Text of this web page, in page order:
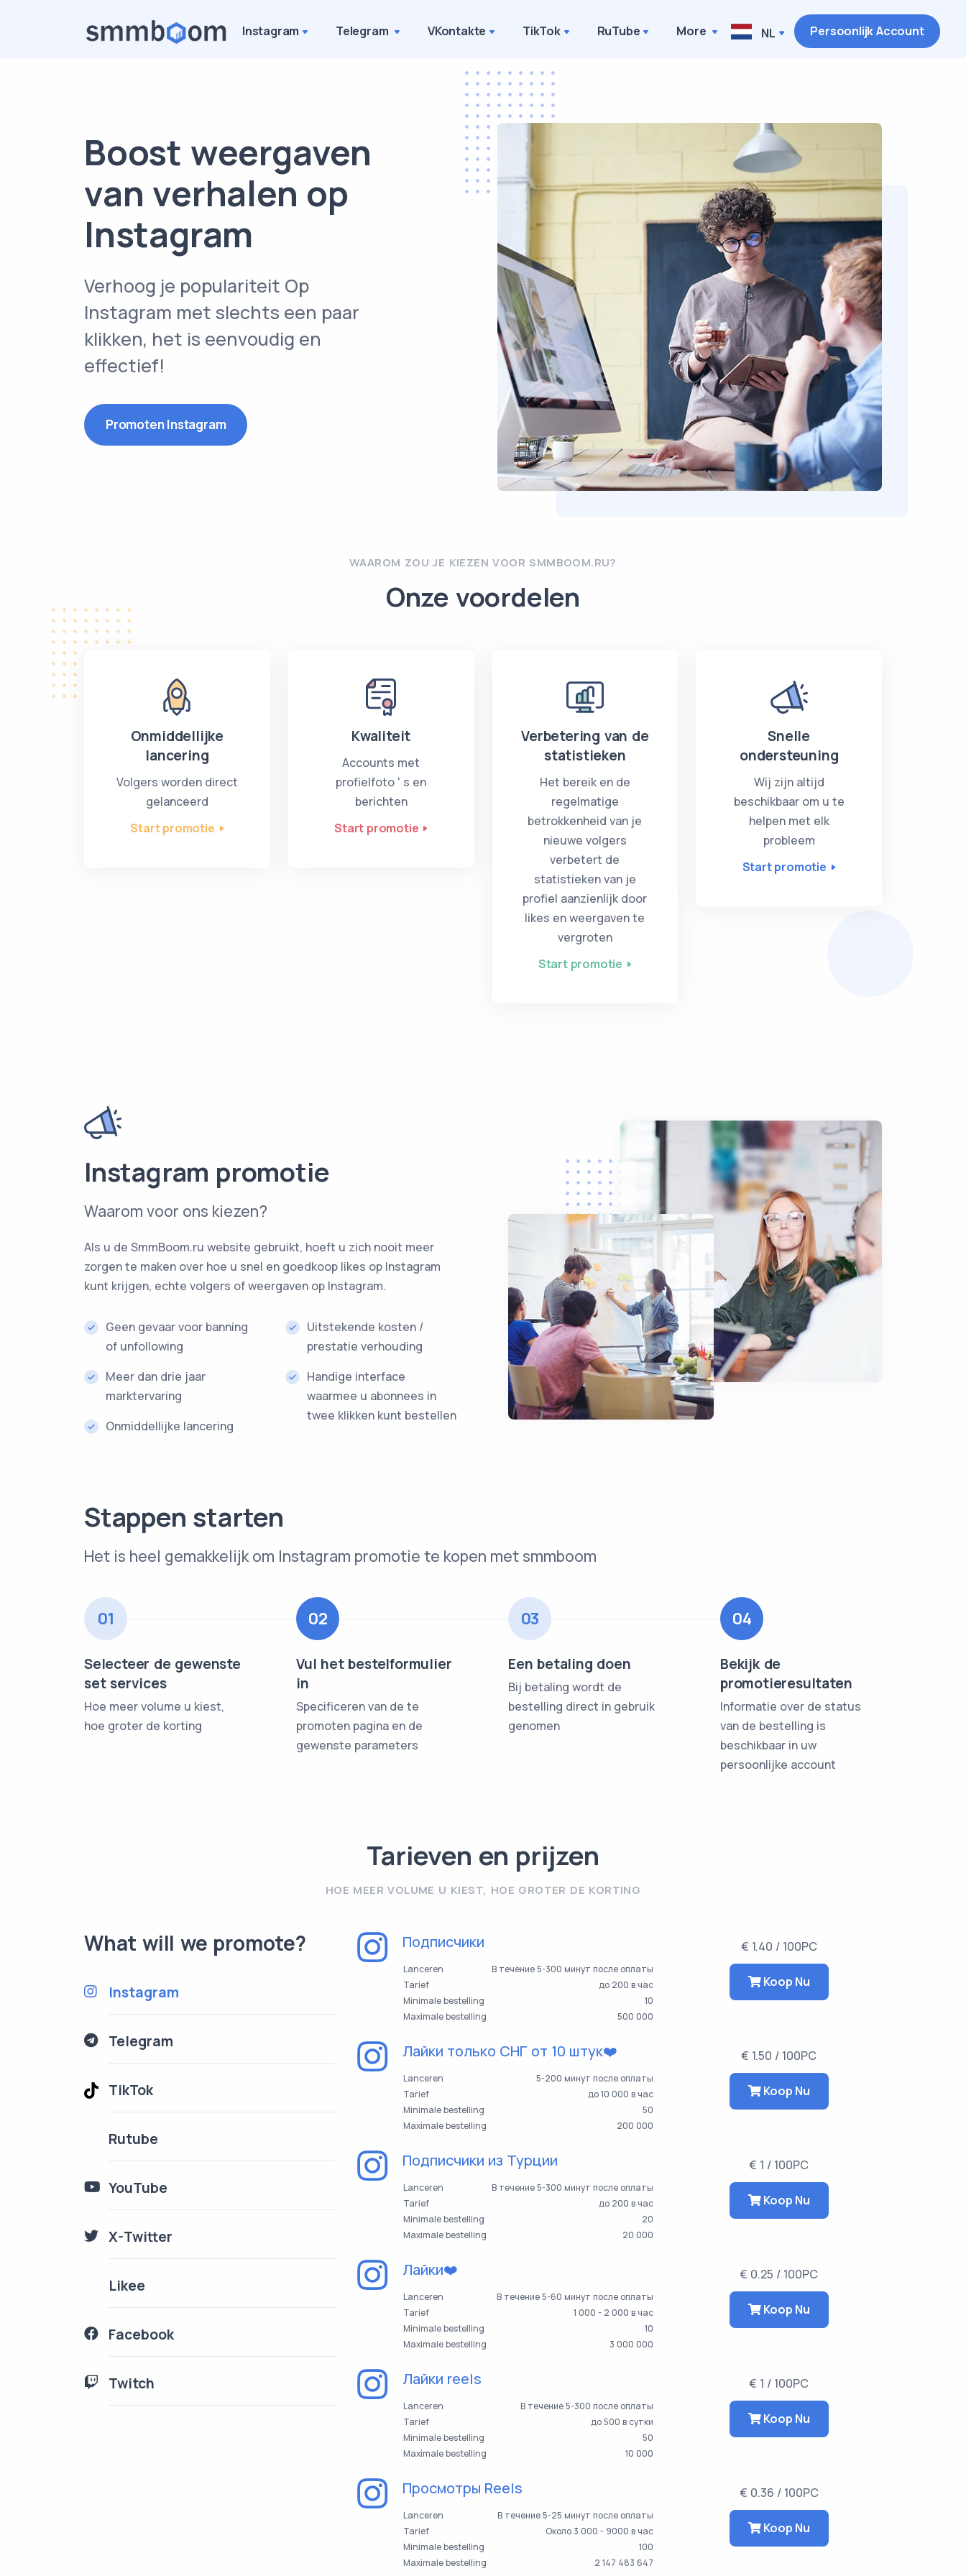
Instagram Telegram VKontakte TikTok RuTube More NL Persoonlijk Account
Boost weergaven
van verhalen op
Instagram
Verhoog je populariteit Op
Instagram met slechts een paar
klikken, het is eenvoudig en
effectief!
Promoten Instagram
WAAROM ZOU JE KIEZEN VOOR SMMBOOM.RU?
Onze voordelen
Onmiddellijke
lancering
Volgers worden direct
gelanceerd
Start promotie
Kwaliteit
Accounts met
profielfoto ' s en
berichten
Start promotie
Verbetering van de
statistieken
Het bereik en de
regelmatige
betrokkenheid van je
nieuwe volgers
verbetert de
statistieken van je
profiel aanzienlijk door
likes en weergaven te
vergroten
Start promotie
Snelle
ondersteuning
Wij zijn altijd
beschikbaar om u te
helpen met elk
probleem
Start promotie
Instagram promotie
Waarom voor ons kiezen?
Als u de SmmBoom.ru website gebruikt, hoeft u zich nooit meer
zorgen te maken over hoe u snel en goedkoop likes op Instagram
kunt krijgen, echte volgers of weergaven op Instagram.
Geen gevaar voor banning
of unfollowing
Meer dan drie jaar
marktervaring
Onmiddellijke lancering
Uitstekende kosten /
prestatie verhouding
Handige interface
waarmee u abonnees in
twee klikken kunt bestellen
Stappen starten
Het is heel gemakkelijk om Instagram promotie te kopen met smmboom
01
Selecteer de gewenste
set services
Hoe meer volume u kiest,
hoe groter de korting
02
Vul het bestelformulier
in
Specificeren van de te
promoten pagina en de
gewenste parameters
03
Een betaling doen
Bij betaling wordt de
bestelling direct in gebruik
genomen
04
Bekijk de
promotieresultaten
Informatie over de status
van de bestelling is
beschikbaar in uw
persoonlijke account
Tarieven en prijzen
HOE MEER VOLUME U KIEST, HOE GROTER DE KORTING
What will we promote?
Instagram
Telegram
TikTok
Rutube
YouTube
X-Twitter
Likee
Facebook
Twitch
Подписчики
Lanceren
В течение 5-300 минут после оплаты
Tarief
до 200 в час
Minimale bestelling
10
Maximale bestelling
500 000
€ 1.40 / 100PC
Koop Nu
Лайки только СНГ от 10 штук❤️
Lanceren
5-200 минут после оплаты
Tarief
до 10 000 в час
Minimale bestelling
50
Maximale bestelling
200 000
€ 1.50 / 100PC
Koop Nu
Подписчики из Турции
Lanceren
В течение 5-300 минут после оплаты
Tarief
до 200 в час
Minimale bestelling
20
Maximale bestelling
20 000
€ 1 / 100PC
Koop Nu
Лайки❤️
Lanceren
В течение 5-60 минут после оплаты
Tarief
1 000 - 2 000 в час
Minimale bestelling
10
Maximale bestelling
3 000 000
€ 0.25 / 100PC
Koop Nu
Лайки reels
Lanceren
В течение 5-300 после оплаты
Tarief
до 500 в сутки
Minimale bestelling
50
Maximale bestelling
10 000
€ 1 / 100PC
Koop Nu
Просмотры Reels
Lanceren
В течение 5-25 минут после оплаты
Tarief
Около 3 000 - 9000 в час
Minimale bestelling
100
Maximale bestelling
2 147 483 647
€ 0.36 / 100PC
Koop Nu